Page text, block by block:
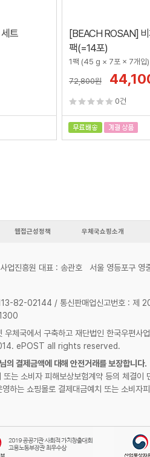
트
[BEACH ROSAN]
팩(=14포)
1팩 (45 g × 7포 × 7개입)
72,800원
0건
웹접근성정책 우체국쇼핑소개
업진흥원 대표 : 송관호 서울 영등포구
82-02144 / 통신판매업신고번호 : 제
우체국에서 구축하고 재단법인 한국우편사
ePOST all rights reserved.
의 결제금액에 대해 안전거래를 보장합니다.
또는 소비자 피해보상보험계약 등의 체결이
하는 쇼핑몰로 결제대금예치 또는 소비자